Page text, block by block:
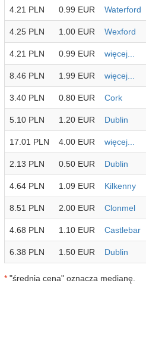
4.21 PLN 0.99 EUR Waterford
4.25 PLN 1.00 EUR Wexford
4.21 PLN 0.99 EUR więcej...
8.46 PLN 1.99 EUR więcej...
3.40 PLN 0.80 EUR Cork
5.10 PLN 1.20 EUR Dublin
17.01 PLN 4.00 EUR więcej...
2.13 PLN 0.50 EUR Dublin
4.64 PLN 1.09 EUR Kilkenny
8.51 PLN 2.00 EUR Clonmel
4.68 PLN 1.10 EUR Castlebar
6.38 PLN 1.50 EUR Dublin
* "średnia cena" oznacza medianę.